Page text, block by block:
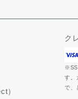
ク
す。
で、
）